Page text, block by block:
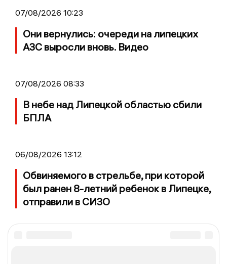
07/08/2026 10:23
Они вернулись: очереди на липецких
АЗС выросли вновь. Видео
07/08/2026 08:33
В небе над Липецкой областью сбили
БПЛА
06/08/2026 13:12
Обвиняемого в стрельбе, при которой
был ранен 8-летний ребенок в Липецке,
отправили в СИЗО